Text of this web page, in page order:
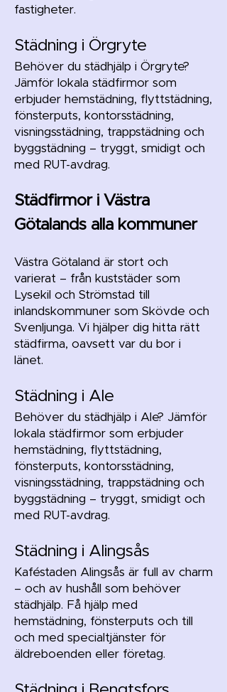
fastigheter.
Städning i Örgryte
Behöver du städhjälp i Örgryte?
Jämför lokala städfirmor som
erbjuder hemstädning, flyttstädning,
fönsterputs, kontorsstädning,
visningsstädning, trappstädning och
byggstädning – tryggt, smidigt och
med RUT-avdrag.
Städfirmor i Västra
Götalands alla kommuner
Västra Götaland är stort och
varierat – från kuststäder som
Lysekil och Strömstad till
inlandskommuner som Skövde och
Svenljunga. Vi hjälper dig hitta rätt
städfirma, oavsett var du bor i
länet.
Städning i Ale
Behöver du städhjälp i Ale? Jämför
lokala städfirmor som erbjuder
hemstädning, flyttstädning,
fönsterputs, kontorsstädning,
visningsstädning, trappstädning och
byggstädning – tryggt, smidigt och
med RUT-avdrag.
Städning i Alingsås
Kaféstaden Alingsås är full av charm
– och av hushåll som behöver
städhjälp. Få hjälp med
hemstädning, fönsterputs och till
och med specialtjänster för
äldreboenden eller företag.